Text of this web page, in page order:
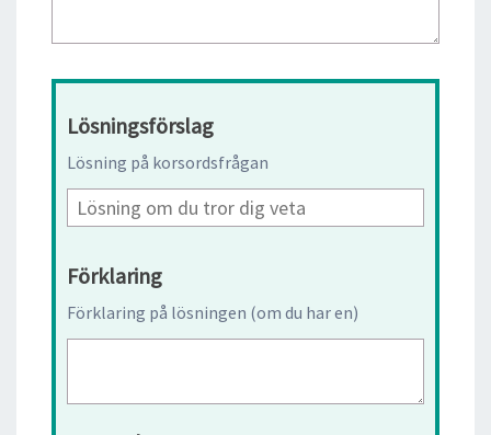
Lösningsförslag
Lösning på korsordsfrågan
Förklaring
Förklaring på lösningen (om du har en)